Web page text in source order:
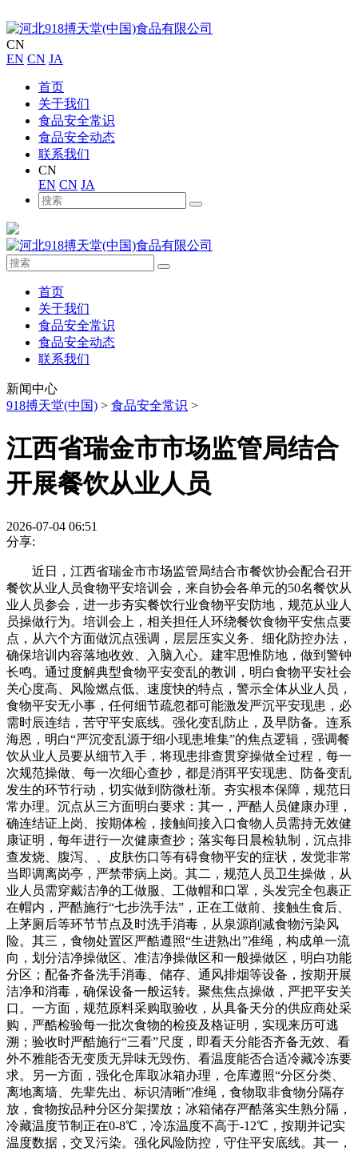
CN
EN CN JA
首页
关于我们
食品安全常识
食品安全动态
联系我们
CN
EN CN JA
首页
关于我们
食品安全常识
食品安全动态
联系我们
新闻中心
918搏天堂(中国) > 食品安全常识 >
江西省瑞金市市场监管局结合
开展餐饮从业人员
2026-07-04 06:51
分享:
近日，江西省瑞金市市场监管局结合市餐饮协会配合召开
餐饮从业人员食物平安培训会，来自协会各单元的50名餐饮从
业人员参会，进一步夯实餐饮行业食物平安防地，规范从业人
员操做行为。培训会上，相关担任人环绕餐饮食物平安焦点要
点，从六个方面做沉点强调，层层压实义务、细化防控办法，
确保培训内容落地收效、入脑入心。建牢思惟防地，做到警钟
长鸣。通过度解典型食物平安变乱的教训，明白食物平安社会
关心度高、风险燃点低、速度快的特点，警示全体从业人员，
食物平安无小事，任何细节疏忽都可能激发严沉平安现患，必
需时辰连结，苦守平安底线。强化变乱防止，及早防备。连系
海恩，明白“严沉变乱源于细小现患堆集”的焦点逻辑，强调餐
饮从业人员要从细节入手，将现患排查贯穿操做全过程，每一
次规范操做、每一次细心查抄，都是消弭平安现患、防备变乱
发生的环节行动，切实做到防微杜渐。夯实根本保障，规范日
常办理。沉点从三方面明白要求：其一，严酷人员健康办理，
确连结证上岗、按期体检，接触间接入口食物人员需持无效健
康证明，每年进行一次健康查抄；落实每日晨检轨制，沉点排
查发烧、腹泻、、皮肤伤口等有碍食物平安的症状，发觉非常
当即调离岗亭，严禁带病上岗。其二，规范人员卫生操做，从
业人员需穿戴洁净的工做服、工做帽和口罩，头发完全包裹正
在帽内，严酷施行“七步洗手法”，正在工做前、接触生食后、
上茅厕后等环节节点及时洗手消毒，从泉源削减食物污染风
险。其三，食物处置区严酷遵照“生进熟出”准绳，构成单一流
向，划分洁净操做区、准洁净操做区和一般操做区，明白功能
分区；配备齐备洗手消毒、储存、通风排烟等设备，按期开展
洁净和消毒，确保设备一般运转。聚焦焦点操做，严把平安关
口。一方面，规范原料采购取验收，从具备天分的供应商处采
购，严酷检验每一批次食物的检疫及格证明，实现来历可逃
溯；验收时严酷施行“三看”尺度，即看天分能否齐备无效、看
外不雅能否无变质无异味无毁伤、看温度能否合适冷藏冷冻要
求。另一方面，强化仓库取冰箱办理，仓库遵照“分区分类、
离地离墙、先辈先出、标识清晰”准绳，食物取非食物分隔存
放，食物按品种分区分架摆放；冰箱储存严酷落实生熟分隔，
冷藏温度节制正在0-8℃，冷冻温度不高于-12℃，按期并记实
温度数据，交叉污染。强化风险防控，守住平安底线。其一，